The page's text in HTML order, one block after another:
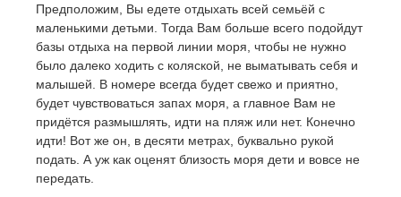
Предположим, Вы едете отдыхать всей семьёй с
маленькими детьми. Тогда Вам больше всего подойдут
базы отдыха на первой линии моря, чтобы не нужно
было далеко ходить с коляской, не выматывать себя и
малышей. В номере всегда будет свежо и приятно,
будет чувствоваться запах моря, а главное Вам не
придётся размышлять, идти на пляж или нет. Конечно
идти! Вот же он, в десяти метрах, буквально рукой
подать. А уж как оценят близость моря дети и вовсе не
передать.